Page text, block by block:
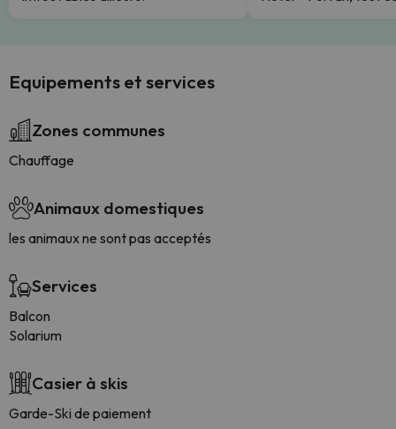
Equipements et services
Zones communes
Chauffage
Animaux domestiques
les animaux ne sont pas acceptés
Services
Balcon
Solarium
Casier à skis
Garde-Ski de paiement